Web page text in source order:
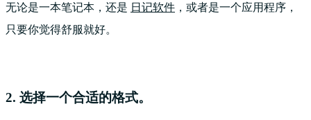
无论是一本笔记本，还是 日记软件 ，或者是一个应用程序，
只要你觉得舒服就好。
2. 选择一个合适的格式。